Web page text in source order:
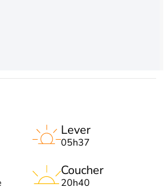
Lever
05h37
Coucher
20h40